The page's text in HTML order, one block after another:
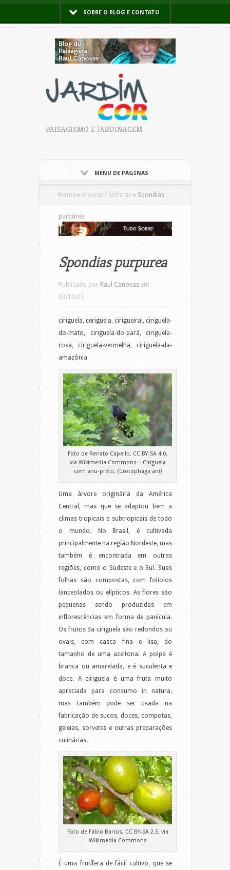
SOBRE O BLOG E CONTATO
PAISAGISMO E JARDINAGEM
MENU DE PÁGINAS
Home » Árvores frutíferas » Spondias
purpurea
Spondias purpurea
Publicado por Raul Canovas em
03/10/23
ciriguela, ceriguela, cirigueiral, ciriguela-
do-mato, ciriguela-do-pará, ciriguela-
roxa, ciriguela-vermelha, ciriguela-da-
amazônia
Foto de Renato Capello, CC BY-SA 4.0,
via Wikimedia Commons – Ciriguela
com anu-preto, (Crotophaga ani)
Uma árvore originária da América
Central, mas que se adaptou bem a
climas tropicais e subtropicais de todo
o mundo. No Brasil, é cultivada
principalmente na região Nordeste, mas
também é encontrada em outras
regiões, como o Sudeste e o Sul. Suas
folhas são compostas, com folíolos
lanceolados ou elípticos. As flores são
pequenas sendo produzidas em
inflorescências em forma de panícula.
Os frutos da ciriguela são redondos ou
ovais, com casca fina e lisa, do
tamanho de uma azeitona. A polpa é
branca ou amarelada, e é suculenta e
doce. A ciriguela é uma fruta muito
apreciada para consumo in natura,
mas também pode ser usada na
fabricação de sucos, doces, compotas,
geleias, sorvetes e outras preparações
culinárias.
Foto de Fábio Barros, CC BY-SA 2.5, via
Wikimedia Commons
É uma frutífera de fácil cultivo, que se